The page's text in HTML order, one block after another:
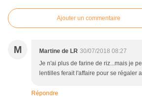
Ajouter un commentaire
M Martine de LR 30/07/2018 08:27
Je n'ai plus de farine de riz...mais je
lentilles ferait l'affaire pour se régaler
Répondre